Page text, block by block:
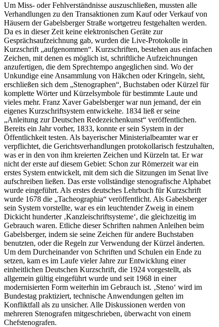
Um Miss- oder Fehlverständnisse auszuschließen, mussten alle
Verhandlungen zu den Transaktionen zum Kauf oder Verkauf von
Häusern der Gabelsberger Straße wortgetreu festgehalten werden.
Da es in dieser Zeit keine elektronischen Geräte zur
Gesprächsaufzeichnung gab, wurden die Live-Protokolle in
Kurzschrift „aufgenommen“. Kurzschriften, bestehen aus einfachen
Zeichen, mit denen es möglich ist, schriftliche Aufzeichnungen
anzufertigen, die dem Sprechtempo angeglichen sind. Wo der
Unkundige eine Ansammlung von Häkchen oder Kringeln, sieht,
erschließen sich dem „Stenographen“, Buchstaben oder Kürzel für
komplette Wörter und Kürzelsymbole für bestimmte Laute und
vieles mehr. Franz Xaver Gabelsberger war nun jemand, der ein
eigenes Kurzschriftsystem entwickelte. 1834 ließ er seine
„Anleitung zur Deutschen Redezeichenkunst“ veröffentlichen.
Bereits ein Jahr vorher, 1833, konnte er sein System in der
Öffentlichkeit testen. Als bayerischer Ministerialbeamter war er
verpflichtet, die Gerichtsverhandlungen protokollarisch festzuhalten,
was er in den von ihm kreierten Zeichen und Kürzeln tat. Er war
nicht der erste auf diesem Gebiet: Schon zur Römerzeit war ein
erstes System entwickelt, mit dem sich die Sitzungen im Senat live
aufschreiben ließen. Das erste vollständige stenografische Alphabet
wurde eingeführt. Als erstes deutsches Lehrbuch für Kurzschrift
wurde 1678 die „Tacheographia“ veröffentlicht. Als Gabelsberger
sein System vorstellte, war es ein leuchtender Zweig in einem
Dickicht hunderter ‚Kanzleischriftsysteme‘, die gleichzeitig im
Gebrauch waren. Etliche dieser Schriften nahmen Anleihen beim
Gabelsberger, indem sie seine Zeichen für andere Buchstaben
benutzten, oder die Regeln zur Verwendung der Kürzel änderten.
Um dem Durcheinander von Schriften und Schulen ein Ende zu
setzen, kam es im Laufe vieler Jahre zur Entwicklung einer
einheitlichen Deutschen Kurzschrift, die 1924 vorgestellt, als
allgemein gültig eingeführt wurde und seit 1968 in einer
modernisierten Form weiterhin im Gebrauch ist. ‚Steno‘ wird im
Bundestag praktiziert, technische Anwendungen gelten im
Konfliktfall als zu unsicher. Alle Diskussionen werden von
mehreren Stenografen mitgeschrieben, überwacht von einem
Chefstenografen.